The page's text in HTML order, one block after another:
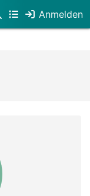
Anmelden